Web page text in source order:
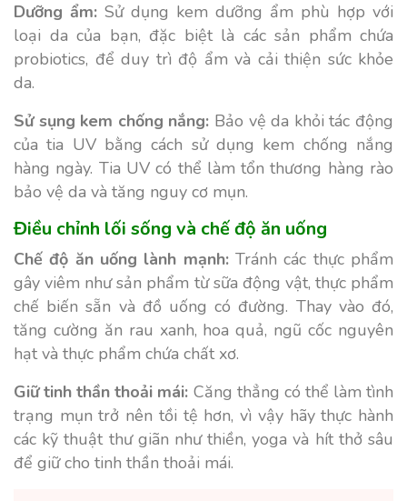
Dưỡng ẩm: Sử dụng kem dưỡng ẩm phù hợp với
loại da của bạn, đặc biệt là các sản phẩm chứa
probiotics, để duy trì độ ẩm và cải thiện sức khỏe
da.
Sử sụng kem chống nắng: Bảo vệ da khỏi tác động
của tia UV bằng cách sử dụng kem chống nắng
hàng ngày. Tia UV có thể làm tổn thương hàng rào
bảo vệ da và tăng nguy cơ mụn.
Điều chỉnh lối sống và chế độ ăn uống
Chế độ ăn uống lành mạnh: Tránh các thực phẩm
gây viêm như sản phẩm từ sữa động vật, thực phẩm
chế biến sẵn và đồ uống có đường. Thay vào đó,
tăng cường ăn rau xanh, hoa quả, ngũ cốc nguyên
hạt và thực phẩm chứa chất xơ.
Giữ tinh thần thoải mái: Căng thẳng có thể làm tình
trạng mụn trở nên tồi tệ hơn, vì vậy hãy thực hành
các kỹ thuật thư giãn như thiền, yoga và hít thở sâu
để giữ cho tinh thần thoải mái.